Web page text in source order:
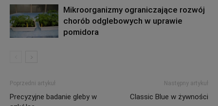
Mikroorganizmy ograniczające rozwój
chorób odglebowych w uprawie
pomidora
Poprzedni artykuł
Precyzyjne badanie gleby w
Następny artykuł
Classic Blue w żywności